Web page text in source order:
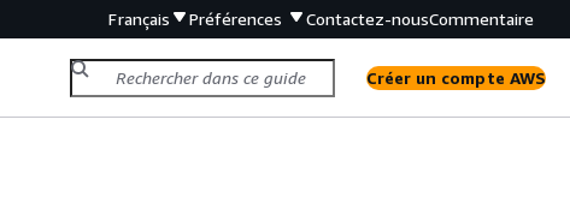
Français Préférences Contactez-nousCommentaire
Créer un compte AWS